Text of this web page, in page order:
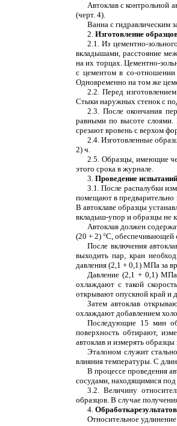
Автоклав с контрольной
(черт. 4).
Ванна с гидравлическим
2. Изготовление
2.1. Из цементно-
вкладышами, расстояние
на их торцах. Цементно-
с цементом в со-отношении
Одновременно на том же
2.2. Перед
Стыки наружных стенок с
2.3. После окончания
равными по высоте слоями.
срезают вровень с верхом
2.4. Изготовленные
2) ч.
2.5. Образцы, имеющие
этого срока в журнале.
3. Проведение испытаний
3.1. После распалубки
помещают в предварительно
В автоклаве образцы
вкладыш-упор и образцы не
Автоклав должен
(20 + 2) °С, обеспечивающей
После включения
выходить пар, кран
давления (2,1 + 0,1) МПа за
Давление (2,1 + 0,1) МПа
охлаждают с такой
открывают опускной край и
Затем автоклав
охлаждают добавлением
Последующие 15 мин
поверхность обтирают,
автоклав и измерять
Эталоном служит
влияния температуры. С
В процессе проведения
сосудами, находящимися
3.2. Величину
образцов. В случае
4. Обработкарезультатов
Относительное